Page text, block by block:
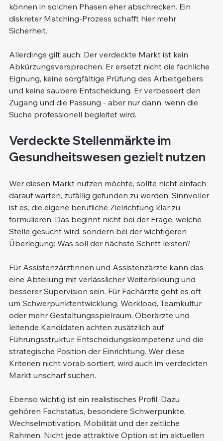
können in solchen Phasen eher abschrecken. Ein
diskreter Matching-Prozess schafft hier mehr
Sicherheit.
Allerdings gilt auch: Der verdeckte Markt ist kein
Abkürzungsversprechen. Er ersetzt nicht die fachliche
Eignung, keine sorgfältige Prüfung des Arbeitgebers
und keine saubere Entscheidung. Er verbessert den
Zugang und die Passung - aber nur dann, wenn die
Suche professionell begleitet wird.
Verdeckte Stellenmärkte im
Gesundheitswesen gezielt nutzen
Wer diesen Markt nutzen möchte, sollte nicht einfach
darauf warten, zufällig gefunden zu werden. Sinnvoller
ist es, die eigene berufliche Zielrichtung klar zu
formulieren. Das beginnt nicht bei der Frage, welche
Stelle gesucht wird, sondern bei der wichtigeren
Überlegung: Was soll der nächste Schritt leisten?
Für Assistenzärztinnen und Assistenzärzte kann das
eine Abteilung mit verlässlicher Weiterbildung und
besserer Supervision sein. Für Fachärzte geht es oft
um Schwerpunktentwicklung, Workload, Teamkultur
oder mehr Gestaltungsspielraum. Oberärzte und
leitende Kandidaten achten zusätzlich auf
Führungsstruktur, Entscheidungskompetenz und die
strategische Position der Einrichtung. Wer diese
Kriterien nicht vorab sortiert, wird auch im verdeckten
Markt unscharf suchen.
Ebenso wichtig ist ein realistisches Profil. Dazu
gehören Fachstatus, besondere Schwerpunkte,
Wechselmotivation, Mobilität und der zeitliche
Rahmen. Nicht jede attraktive Option ist im aktuellen